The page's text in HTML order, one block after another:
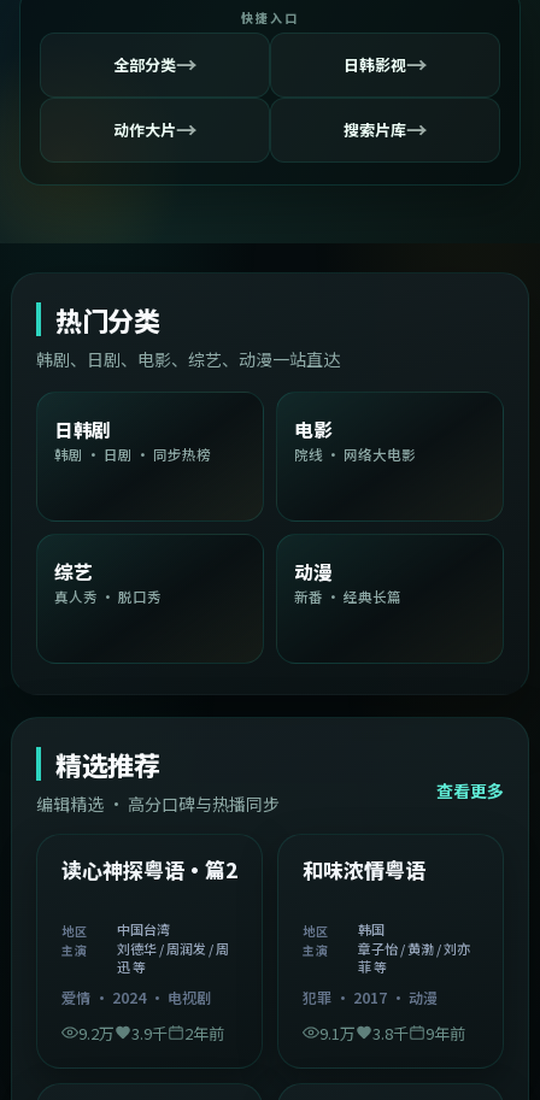
快捷入口
全部分类→ 日韩影视→
动作大片→ 搜索片库→
热门分类
韩剧、日剧、电影、综艺、动漫一站直达
日韩剧
韩剧 · 日剧 · 同步热榜
电影
院线 · 网络大电影
综艺
真人秀 · 脱口秀
动漫
新番 · 经典长篇
精选推荐
编辑精选 · 高分口碑与热播同步
查看更多
精选
中国台湾 1:54:36
读心神探粤语·篇2
地区 中国台湾
主演
刘德华 / 周润发 / 周
迅 等
爱情· 2024· 电视剧
9.2万 3.9千 2年前
精选
2:08:51
和味浓情粤语
地区 韩国
主演
章子怡 / 黄渤 / 刘亦
菲 等
犯罪· 2017· 动漫
9.1万 3.8千 9年前